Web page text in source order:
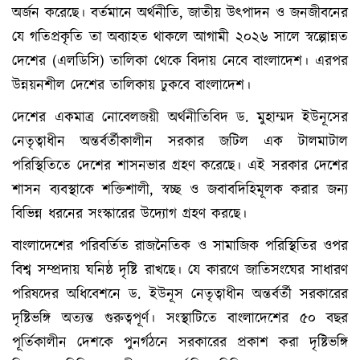
অর্জন করেছে। বর্তমানে অর্থনীতি, জাতীয় উৎপাদন ও জনজীবনের
যে গতিপ্রকৃতি তা অব্যাহত থাকলে আগামী ২০২৬ সালে স্বল্পোন্নত
দেশের (এলডিসি) তালিকা থেকে বিদায় নেবে বাংলাদেশ। এরপর
উন্নয়নশীল দেশের তালিকায় ঢুকবে বাংলাদেশ।
দেশের একমাত্র নোবেলজয়ী অর্থনীতিবিদ ড. মুহাম্মদ ইউনূসের
নেতৃত্বাধীন অন্তর্বর্তীকালীন সরকার জটিল এক টালমাটাল
পরিস্থিতিতে দেশের শাসনভার গ্রহণ করেছে। এই সরকার দেশের
শাসন ব্যবস্থাকে শক্তিশালী, স্বচ্ছ ও জবাবদিহিমূলক করার জন্য
বিভিন্ন ধরনের সংস্কারের উদ্যোগ গ্রহণ করছে।
বাংলাদেশের পরিবর্তিত রাজনৈতিক ও সামাজিক পরিস্থিতির ওপর
বিশ্ব সম্প্রদায় ঘনিষ্ঠ দৃষ্টি রাখছে। যে কারণে জাতিসংঘের সাধারণ
পরিষদের অধিবেশনে ড. ইউনূস নেতৃত্বাধীন অন্তর্বর্তী সরকারের
দৃষ্টিভঙ্গি অত্যন্ত গুরুত্বপূর্ণ। সংস্থাটিতে বাংলাদেশের ৫০ বছর
পূর্তিকালীন দেশকে পুনর্গঠনে সরকারের প্রকাশ করা দৃষ্টিভঙ্গি